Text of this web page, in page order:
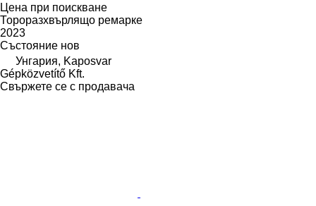
Цена при поискване
Тороразхвърлящо ремарке
2023
Състояние нов
Унгария, Kaposvar
Gépközvetítő Kft.
Свържете се с продавача